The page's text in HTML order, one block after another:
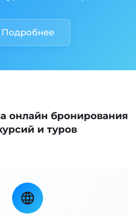
Подробнее
онлайн бронирования
и туров